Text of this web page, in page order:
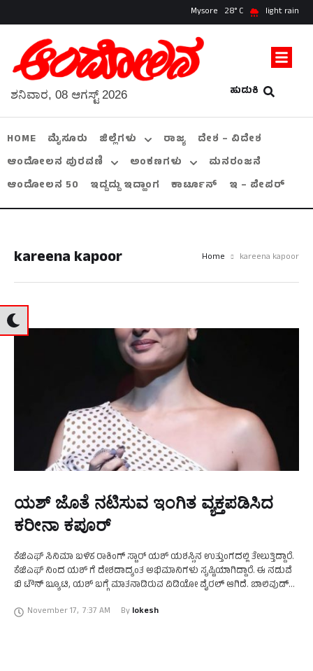
Mysore 28 light rain
ಹುಡುಕಿ
ಶನಿವಾರ, 08 ಆಗಸ್ಟ್ 2026
HOME ಮೈಸೂರು ಜಿಲ್ಲೆಗಳು ರಾಜ್ಯ
ದೇಶ – ವಿದೇಶ
ಆಂದೋಲನ ಪುರವಣಿ
ಅಂಕಣಗಳು
ಮನರಂಜನೆ
ಆಂದೋಲನ 50
ಇದ್ದದ್ದು ಇದ್ಹಾಂಗ ಕಾರ್ಟೂನ್ ಇ – ಪೇಪರ್
kareena kapoor Home kareena kapoor
ಯಶ್ ಜೊತೆ ನಟಿಸುವ ಇಂಗಿತ ವ್ಯಕ್ತಪಡಿಸಿದ
ಕರೀನಾ ಕಪೂರ್
ಕೆಜಿಎಫ್ ಸಿನಿಮಾ ಬಳಿಕ ರಾಕಿಂಗ್ ಸ್ಟಾರ್ ಯಶ್ ಯಶಸ್ಸಿನ ಉತ್ತುಂಗದಲ್ಲಿ ತೇಲುತ್ತಿದ್ದಾರೆ.
ಕೆಜಿಎಫ್ ನಿಂದ ಯಶ್ ಗೆ ದೇಶದಾದ್ಯಂತ ಅಭಿಮಾನಿಗಳು ಸೃಷ್ಟಿಯಾಗಿದ್ದಾರೆ. ಈ ನಡುವೆ
ಬಿ ಟೌನ್ ಬ್ಯೂಟಿ, ಯಶ್ ಬಗ್ಗೆ ಮಾತನಾಡಿರುವ ವಿಡಿಯೋ ವೈರಲ್ ಆಗಿದೆ. ಬಾಲಿವುಡ್
November 17, 7:37 AM By lokesh